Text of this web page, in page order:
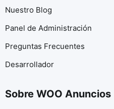
Nuestro Blog
Panel de Administración
Preguntas Frecuentes
Desarrollador
Sobre WOO Anuncios